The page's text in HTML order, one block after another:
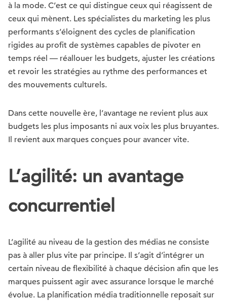
à la mode. C’est ce qui distingue ceux qui réagissent de
ceux qui mènent. Les spécialistes du marketing les plus
performants s’éloignent des cycles de planification
rigides au profit de systèmes capables de pivoter en
temps réel — réallouer les budgets, ajuster les créations
et revoir les stratégies au rythme des performances et
des mouvements culturels.
Dans cette nouvelle ère, l’avantage ne revient plus aux
budgets les plus imposants ni aux voix les plus bruyantes.
Il revient aux marques conçues pour avancer vite.
L’agilité: un avantage
concurrentiel
L’agilité au niveau de la gestion des médias ne consiste
pas à aller plus vite par principe. Il s’agit d’intégrer un
certain niveau de flexibilité à chaque décision afin que les
marques puissent agir avec assurance lorsque le marché
évolue. La planification média traditionnelle reposait sur